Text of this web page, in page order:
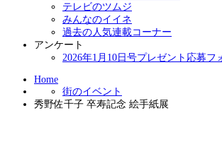
テレビのツムジ
みんなのイイネ
過去の人気連載コーナー
アンケート
2026年1月10日号プレゼント応募フ
Home
街のイベント
秀野佐千子 卒寿記念 絵手紙展